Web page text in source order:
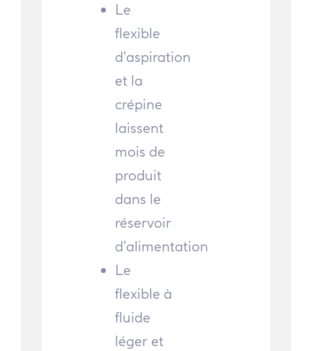
Le
flexible
d’aspiration
et la
crépine
laissent
mois de
produit
dans le
réservoir
d’alimentation
Le
flexible à
fluide
léger et